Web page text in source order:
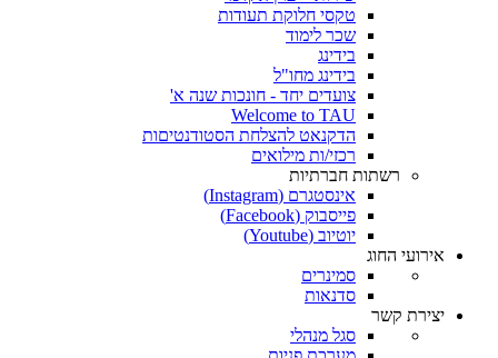
טקסי חלוקת תעודות
שכר לימוד
בידינג
בידינג מחו"ל
צועדים יחד - חונכות שנה א'
Welcome to TAU
הדקנאט להצלחת הסטודנטיםות
רכזי/ות מילואים
רשתות חברתיות
אינסטגרם (Instagram)
פייסבוק (Facebook)
יוטיוב (Youtube)
אירועי החוג
סמינרים
סדנאות
יצירת קשר
סגל מנהלי